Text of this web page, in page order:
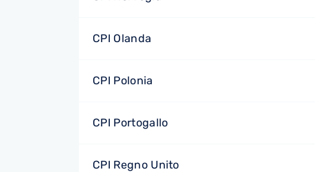
CPI Olanda
CPI Polonia
CPI Portogallo
CPI Regno Unito